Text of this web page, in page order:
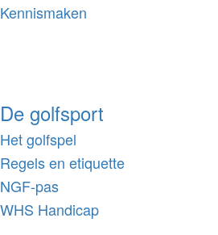
Kennismaken
De golfsport
Het golfspel
Regels en etiquette
NGF-pas
WHS Handicap